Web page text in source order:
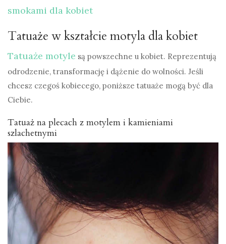
smokami dla kobiet
Tatuaże w kształcie motyla dla kobiet
Tatuaże motyle są powszechne u kobiet. Reprezentują
odrodzenie, transformację i dążenie do wolności. Jeśli
chcesz czegoś kobiecego, poniższe tatuaże mogą być dla
Ciebie.
Tatuaż na plecach z motylem i kamieniami
szlachetnymi